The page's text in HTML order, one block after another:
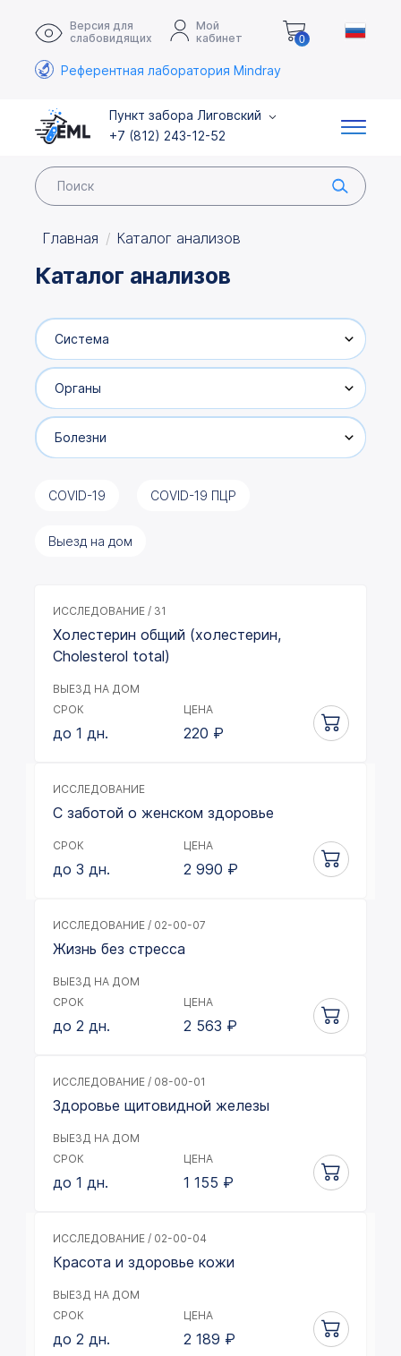
Версия для
слабовидящих
Мой
кабинет
0
Референтная лаборатория Mindray
Пункт забора Лиговский
+7 (812) 243-12-52
Главная Каталог анализов
Каталог анализов
Система
Органы
Болезни
COVID-19 COVID-19 ПЦР
Выезд на дом
ИССЛЕДОВАНИЕ / 31
Холестерин общий (холестерин,
Cholesterol total)
ВЫЕЗД НА ДОМ
СРОК
до 1 дн.
ЦЕНА
220 ₽
ИССЛЕДОВАНИЕ
С заботой о женском здоровье
СРОК
до 3 дн.
ЦЕНА
2 990 ₽
ИССЛЕДОВАНИЕ / 02-00-07
Жизнь без стресса
ВЫЕЗД НА ДОМ
СРОК
до 2 дн.
ЦЕНА
2 563 ₽
ИССЛЕДОВАНИЕ / 08-00-01
Здоровье щитовидной железы
ВЫЕЗД НА ДОМ
СРОК
до 1 дн.
ЦЕНА
1 155 ₽
ИССЛЕДОВАНИЕ / 02-00-04
Красота и здоровье кожи
ВЫЕЗД НА ДОМ
СРОК
до 2 дн.
ЦЕНА
2 189 ₽